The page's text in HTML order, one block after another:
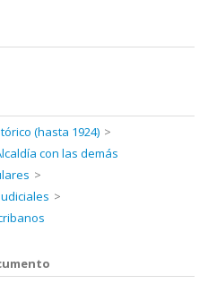
(hasta 1924)
con las demás